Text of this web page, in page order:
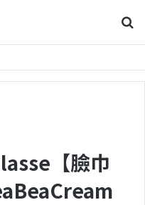
尋
【臉巾